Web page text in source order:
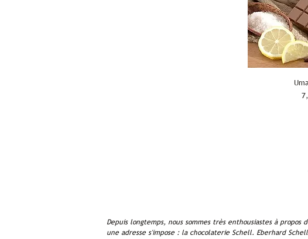
Depuis longtemps, nous sommes très enthousiastes à
une adresse s'impose : la chocolaterie Schell. Eberhard